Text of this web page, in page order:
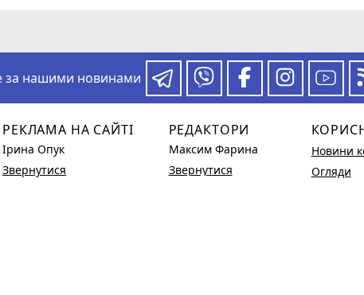
за нашими новинами
РЕКЛАМА НА САЙТІ
Ірина Опук
Звернутися
РЕДАКТОРИ
Максим Фарина
Звернутися
Новини
Огляди